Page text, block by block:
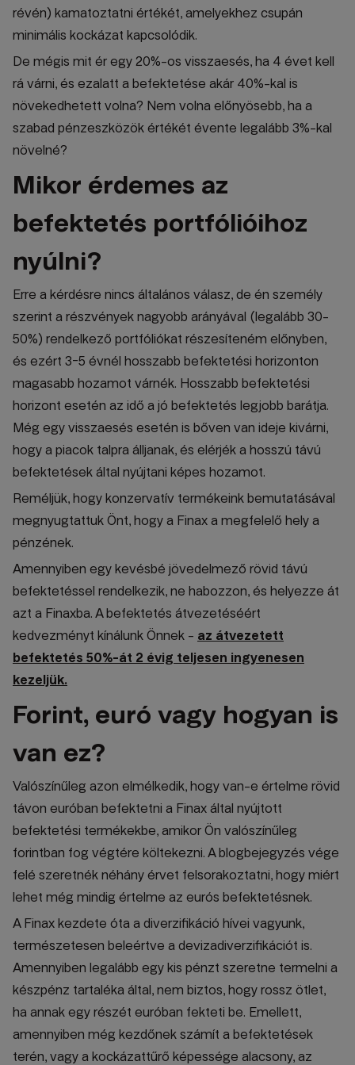
révén) kamatoztatni értékét, amelyekhez csupán
minimális kockázat kapcsolódik.
De mégis mit ér egy 20%-os visszaesés, ha 4 évet kell
rá várni, és ezalatt a befektetése akár 40%-kal is
növekedhetett volna? Nem volna előnyösebb, ha a
szabad pénzeszközök értékét évente legalább 3%-kal
növelné?
Mikor érdemes az
befektetés portfólióihoz
nyúlni?
Erre a kérdésre nincs általános válasz, de én személy
szerint a részvények nagyobb arányával (legalább 30-
50%) rendelkező portfóliókat részesíteném előnyben,
és ezért 3-5 évnél hosszabb befektetési horizonton
magasabb hozamot várnék. Hosszabb befektetési
horizont esetén az idő a jó befektetés legjobb barátja.
Még egy visszaesés esetén is bőven van ideje kivárni,
hogy a piacok talpra álljanak, és elérjék a hosszú távú
befektetések által nyújtani képes hozamot.
Reméljük, hogy konzervatív termékeink bemutatásával
megnyugtattuk Önt, hogy a Finax a megfelelő hely a
pénzének.
Amennyiben egy kevésbé jövedelmező rövid távú
befektetéssel rendelkezik, ne habozzon, és helyezze át
azt a Finaxba. A befektetés átvezetéséért
kedvezményt kínálunk Önnek - az átvezetett
befektetés 50%-át 2 évig teljesen ingyenesen
kezeljük.
Forint, euró vagy hogyan is
van ez?
Valószínűleg azon elmélkedik, hogy van-e értelme rövid
távon euróban befektetni a Finax által nyújtott
befektetési termékekbe, amikor Ön valószínűleg
forintban fog végtére költekezni. A blogbejegyzés vége
felé szeretnék néhány érvet felsorakoztatni, hogy miért
lehet még mindig értelme az eurós befektetésnek.
A Finax kezdete óta a diverzifikáció hívei vagyunk,
természetesen beleértve a devizadiverzifikációt is.
Amennyiben legalább egy kis pénzt szeretne termelni a
készpénz tartaléka által, nem biztos, hogy rossz ötlet,
ha annak egy részét euróban fekteti be. Emellett,
amennyiben még kezdőnek számít a befektetések
terén, vagy a kockázattűrő képessége alacsony, az